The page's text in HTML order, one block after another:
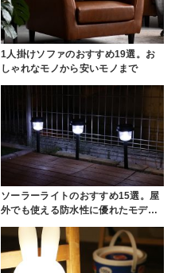
1人掛けソファのおすすめ19選。お
しゃれなモノから安いモノまで
ソーラーライトのおすすめ15選。屋
外でも使える防水性に優れたモデ…